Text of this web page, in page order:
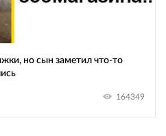
но сын заметил что-то
164349